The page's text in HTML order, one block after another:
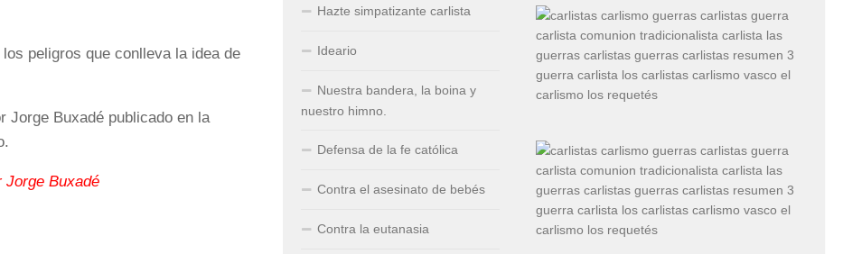
peligros que conlleva la idea de
Jorge Buxadé publicado en la
Jorge Buxadé
Hazte simpatizante carlista
Ideario
Nuestra bandera, la boina y
nuestro himno.
Defensa de la fe católica
Contra el asesinato de bebés
Contra la eutanasia